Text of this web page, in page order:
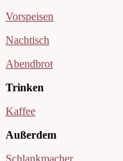
Vorspeisen
Nachtisch
Abendbrot
Trinken
Kaffee
Außerdem